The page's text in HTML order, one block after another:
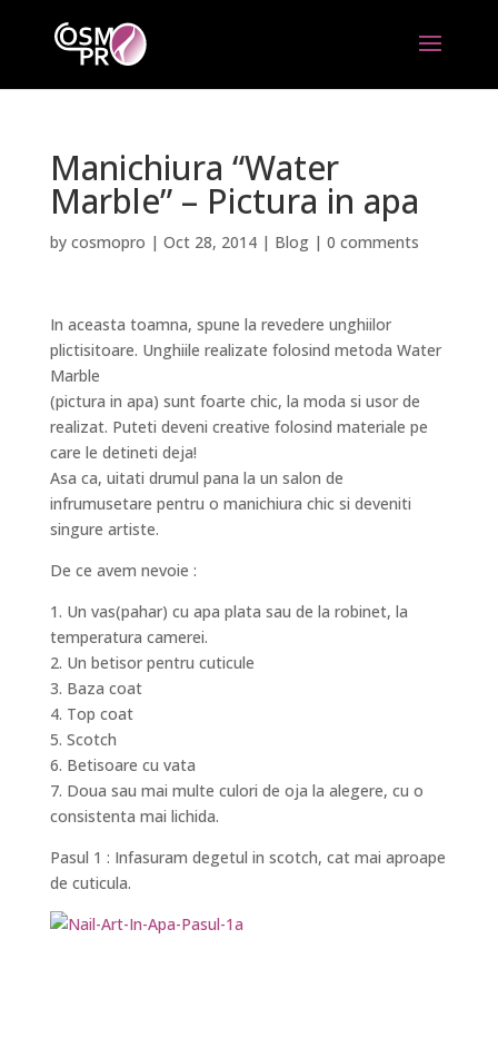
Manichiura “Water
Marble” – Pictura in apa
by cosmopro | Oct 28, 2014| Blog| 0 comments
In aceasta toamna, spune la revedere unghiilor
plictisitoare. Unghiile realizate folosind metoda Water
Marble
(pictura in apa) sunt foarte chic, la moda si usor de
realizat. Puteti deveni creative folosind materiale pe
care le detineti deja!
Asa ca, uitati drumul pana la un salon de
infrumusetare pentru o manichiura chic si deveniti
singure artiste.
De ce avem nevoie :
1. Un vas(pahar) cu apa plata sau de la robinet, la
temperatura camerei.
2. Un betisor pentru cuticule
3. Baza coat
4. Top coat
5. Scotch
6. Betisoare cu vata
7. Doua sau mai multe culori de oja la alegere, cu o
consistenta mai lichida.
Pasul 1 : Infasuram degetul in scotch, cat mai aproape
de cuticula.